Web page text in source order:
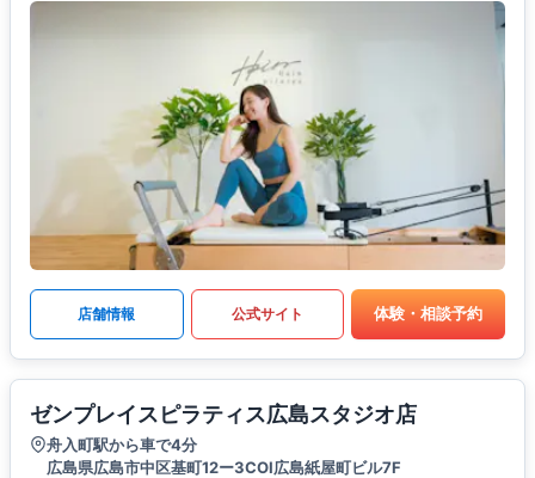
店舗情報 公式サイト 体験・相談予約
ゼンプレイスピラティス広島スタジオ店
舟入町駅から車で4分
広島県広島市中区基町12ー3COI広島紙屋町ビル7F